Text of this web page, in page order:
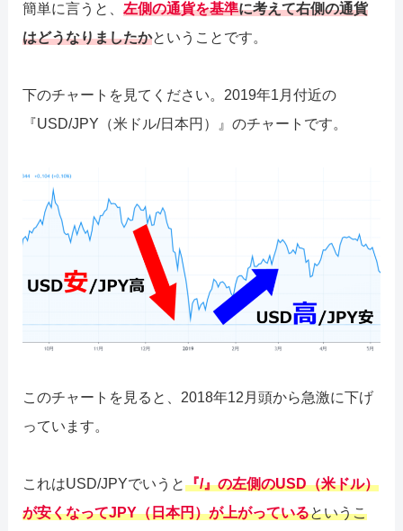
簡単に言うと、 左側の通貨を基準に考えて右側の通貨
はどうなりましたかということです。
下のチャートを見てください。2019年1月付近の
『USD/JPY（米ドル/日本円）』のチャートです。
このチャートを見ると、2018年12月頭から急激に下げ
っています。
これはUSD/JPYでいうと『/』の左側のUSD（米ドル）
が安くなってJPY（日本円）が上がっているというこ